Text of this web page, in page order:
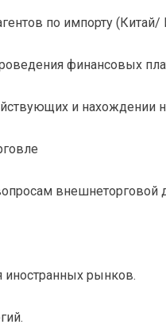
по импорту (Китай/
финансовых
и нахождении
внешнеторговой
иностранных рынков.